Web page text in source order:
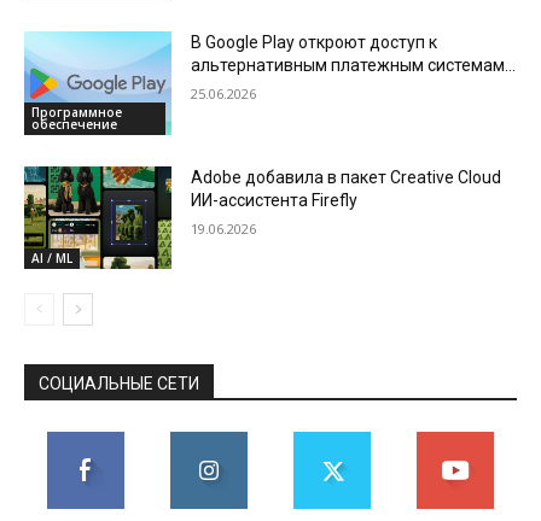
Программное
обеспечение
В Google Play откроют доступ к
альтернативным платежным системам,
а также снизят комиссии для
25.06.2026
AI / ML
Adobe добавила в пакет Creative Cloud
ИИ-ассистента Firefly
19.06.2026
СОЦИАЛЬНЫЕ СЕТИ